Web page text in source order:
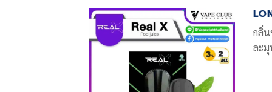
กลิ่น
ละ